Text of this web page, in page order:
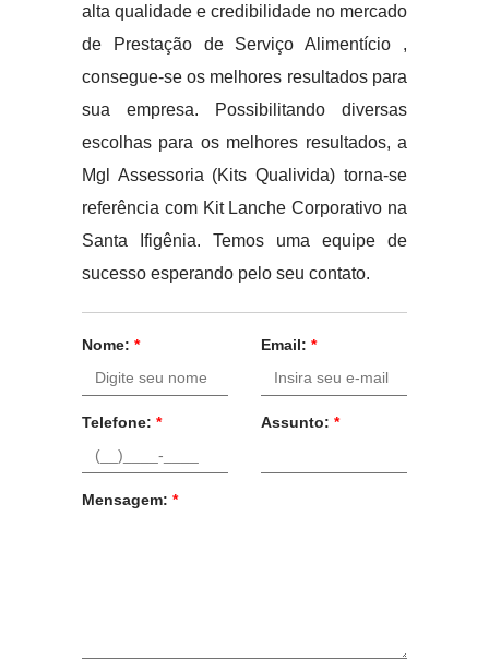
alta qualidade e credibilidade no mercado
de Prestação de Serviço Alimentício ,
consegue-se os melhores resultados para
sua empresa. Possibilitando diversas
escolhas para os melhores resultados, a
Mgl Assessoria (Kits Qualivida) torna-se
referência com Kit Lanche Corporativo na
Santa Ifigênia. Temos uma equipe de
sucesso esperando pelo seu contato.
Nome: * Email: *
Telefone: * Assunto: *
Mensagem: *